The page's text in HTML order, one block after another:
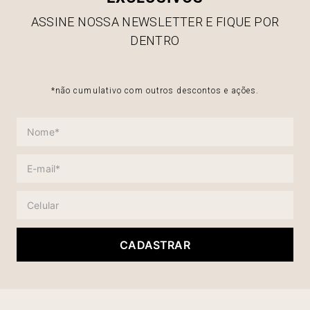
ASSINE NOSSA NEWSLETTER E FIQUE POR
DENTRO
*não cumulativo com outros descontos e ações.
CADASTRAR